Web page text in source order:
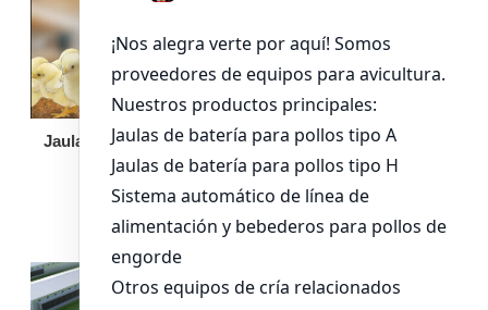
Jaula de pollo pollita
Bandeja de
alimentación para
pollos de engorde